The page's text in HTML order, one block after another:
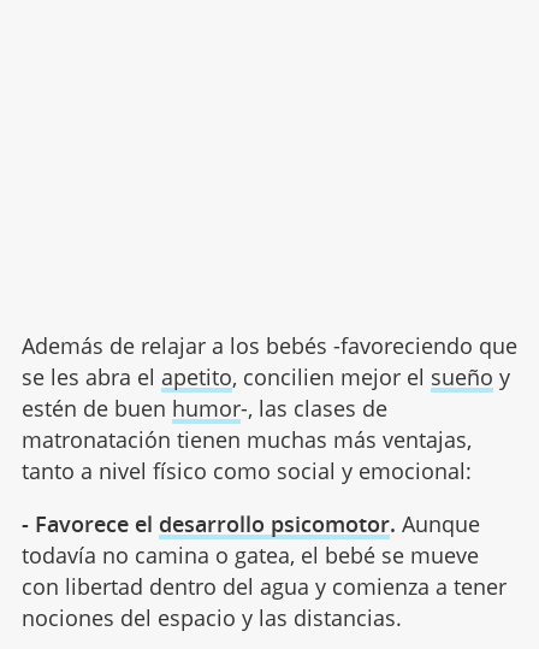
Además de relajar a los bebés -favoreciendo que
se les abra el apetito, concilien mejor el sueño y
estén de buen humor-, las clases de
matronatación tienen muchas más ventajas,
tanto a nivel físico como social y emocional:
- Favorece el desarrollo psicomotor. Aunque
todavía no camina o gatea, el bebé se mueve
con libertad dentro del agua y comienza a tener
nociones del espacio y las distancias.